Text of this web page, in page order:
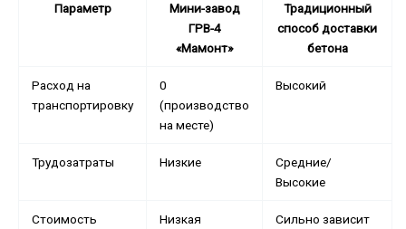
Параметр
Мини-завод
ГРВ-4
«Мамонт»
Традиционный
способ доставки
бетона
Расход на
транспортировку
0
(производство
на месте)
Высокий
Трудозатраты Низкие
Средние/
Высокие
Стоимость
Низкая
Сильно зависит